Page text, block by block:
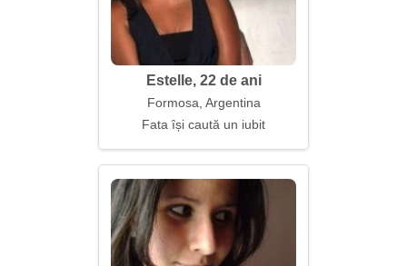
Estelle, 22 de ani
Formosa, Argentina
Fata își caută un iubit